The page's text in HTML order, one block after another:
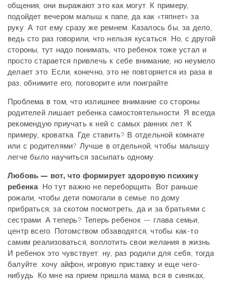
общения, они выражают это как могут. К примеру,
подойдет вечером малыш к папе, да как «тяпнет» за
руку. А тот ему сразу же ремнем. Казалось бы, за дело,
ведь сто раз говорили, что нельзя кусаться. Но, с другой
стороны, тут надо понимать, что ребенок тоже устал и
просто старается привлечь к себе внимание, но неумело
делает это. Если, конечно, это не повторяется из раза в
раз, обнимите его, поговорите или поиграйте.
Проблема в том, что излишнее внимание со стороны
родителей лишает ребенка самостоятельности. Я всегда
рекомендую приучать к ней с самых ранних лет. К
примеру, кроватка. Где ставить? В отдельной комнате
или с родителями? Лучше в отдельной, чтобы малышу
легче было научиться засыпать одному.
Любовь — вот, что формирует здоровую психику
ребенка. Но тут важно не переборщить. Вот раньше
рожали, чтобы дети помогали в семье: по дому
прибраться, за скотом посмотреть, да и за братьями с
сестрами. А теперь? Теперь ребенок — глава семьи,
центр всего. Потомством обзаводятся, чтобы как-то
самим реализоваться, воплотить свои желания в жизнь.
И ребенок это чувствует: ну, раз родили для себя, тогда
балуйте: хочу айфон, игровую приставку и еще чего-
нибудь. Ко мне на прием пришла мама, вся в синяках,